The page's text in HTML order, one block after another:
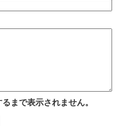
まで表示されません。